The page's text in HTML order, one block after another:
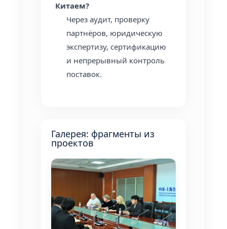
Китаем?
Через аудит, проверку
партнёров, юридическую
экспертизу, сертификацию
и непрерывный контроль
поставок.
Галерея: фрагменты из
проектов